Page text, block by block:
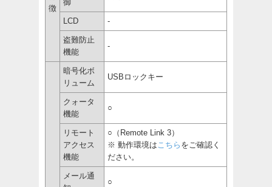
徴
御
LCD -
盗難防止
機能
-
暗号化ボ
リューム
USBロックキー
クォータ
機能
○
リモート
アクセス
機能
○（Remote Link 3）
※ 動作環境は こちら をご確認く
ださい。
メール通
○